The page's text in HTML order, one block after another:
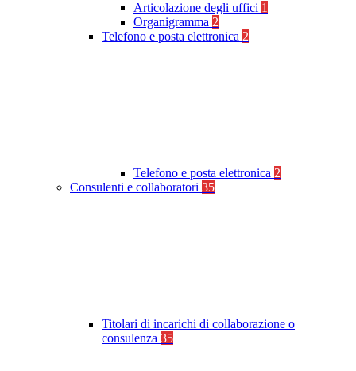
Articolazione degli uffici 1
Organigramma 2
Telefono e posta elettronica 2
Telefono e posta elettronica 2
Consulenti e collaboratori 35
Titolari di incarichi di collaborazione o
consulenza 35